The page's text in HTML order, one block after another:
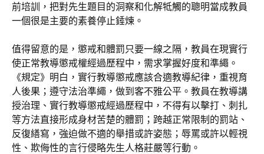
前培訓，把對先生題目的洞察和化解牴觸的聰明當成教員
一個很是主要的素養停止錘煉。
值得留意的是，懲戒和體罰只要一線之隔，教員在現實行
使正常教導懲戒權經過歷程中，需求掌握好度和準繩。
《規定》明白，實行教導懲戒應該合適教導紀律，重視育
人後果；遵守法治準繩，做到客不雅公平。教員在教導講
授治理、實行教導懲戒經過歷程中，不得有以擊打、刺扎
等方法直接形成身材苦楚的體罰；跨越正常限制的罰站、
反復繕寫，強迫做不適的舉措或許姿態；辱罵或許以輕視
性、欺侮性的言行侵略先生人格莊嚴等行動。